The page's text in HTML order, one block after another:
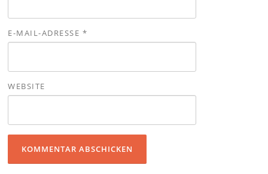
E-MAIL-ADRESSE *
WEBSITE